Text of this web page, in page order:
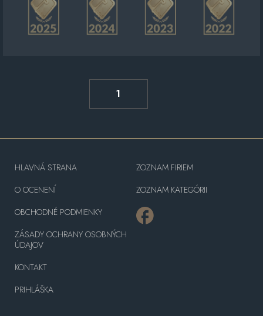
1
HLAVNÁ STRANA
O OCENENÍ
OBCHODNÉ PODMIENKY
ZÁSADY OCHRANY OSOBNÝCH
ÚDAJOV
KONTAKT
PRIHLÁŠKA
ZOZNAM FIRIEM
ZOZNAM KATEGÓRII